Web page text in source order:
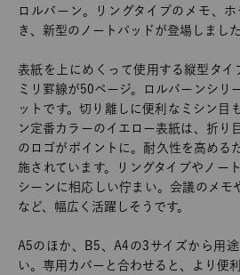
ロルバーン。リングタイプのメモ、
き、新型のノートパッドが登場しました
表紙を上にめくって使用する縦型タイ
ミリ罫線が50ページ。ロルバーンシリ
ットです。切り離しに便利なミシン目
ン定番カラーのイエロー表紙は、折り
のロゴがポイントに。耐久性を高める
施されています。リングタイプやノー
シーンに相応しい佇まい。会議のメモ
など、幅広く活躍しそうです。
A5のほか、B5、A4の3サイズから用
い。専用カバーと合わせると、より便利